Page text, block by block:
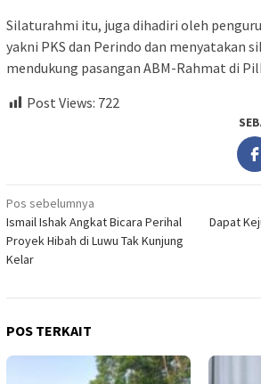
Silaturahmi itu, juga dihadiri oleh
yakni PKS dan Perindo dan menyatakan
mendukung pasangan ABM-Rahmat di
Post Views: 722
Navigasi
pos
Pos sebelumnya
Ismail Ishak Angkat Bicara Perihal
Proyek Hibah di Luwu Tak Kunjung
Kelar
Dapat
POS TERKAIT